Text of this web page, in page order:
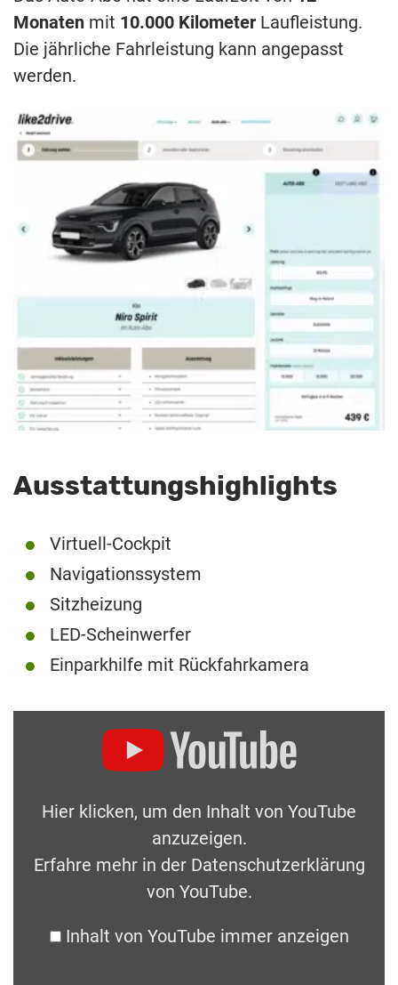
Monaten mit 10.000 Kilometer Laufleistung.
Die jährliche Fahrleistung kann angepasst
werden.
Ausstattungshighlights
Virtuell-Cockpit
Navigationssystem
Sitzheizung
LED-Scheinwerfer
Einparkhilfe mit Rückfahrkamera
Hier klicken, um den Inhalt von YouTube
anzuzeigen.
Erfahre mehr in der Datenschutzerklärung
von YouTube.
Inhalt von YouTube immer anzeigen